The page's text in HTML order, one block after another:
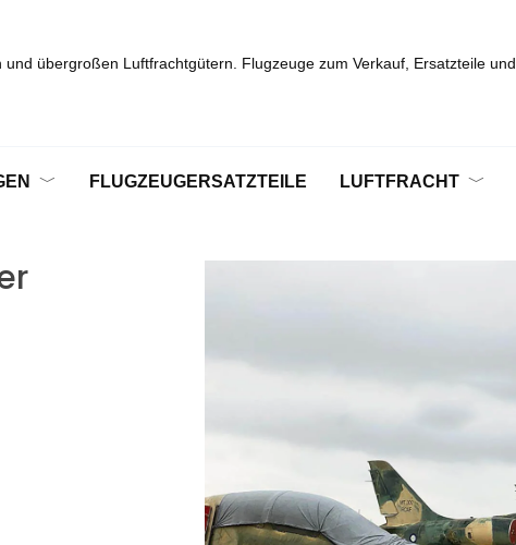
und übergroßen Luftfrachtgütern. Flugzeuge zum Verkauf, Ersatzteile und
FLUGZEUGERSATZTEILE LUFTFRACHT